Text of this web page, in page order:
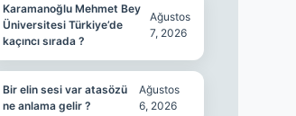
Karamanoğlu Mehmet Bey
Üniversitesi Türkiye’de
kaçıncı sırada ?
Ağustos
7, 2026
Bir elin sesi var atasözü
ne anlama gelir ?
Ağustos
6, 2026